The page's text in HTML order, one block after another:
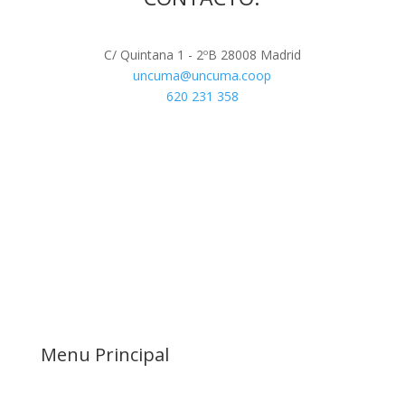
C/ Quintana 1 - 2ºB 28008 Madrid
uncuma@uncuma.coop
620 231 358
Menu Principal